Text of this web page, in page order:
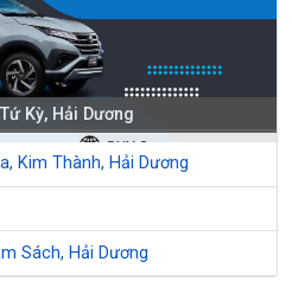
Kỳ, Hải Dương
Kim Thành, Hải Dương
Sách, Hải Dương